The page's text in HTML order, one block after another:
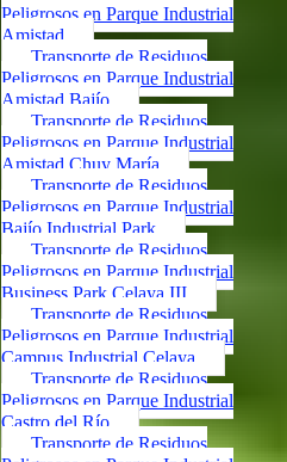
Peligrosos en Parque Industrial
Amistad
Transporte de Residuos
Peligrosos en Parque Industrial
Amistad Bajío
Transporte de Residuos
Peligrosos en Parque Industrial
Amistad Chuy María
Transporte de Residuos
Peligrosos en Parque Industrial
Bajío Industrial Park
Transporte de Residuos
Peligrosos en Parque Industrial
Business Park Celaya III
Transporte de Residuos
Peligrosos en Parque Industrial
Campus Industrial Celaya
Transporte de Residuos
Peligrosos en Parque Industrial
Castro del Río
Transporte de Residuos